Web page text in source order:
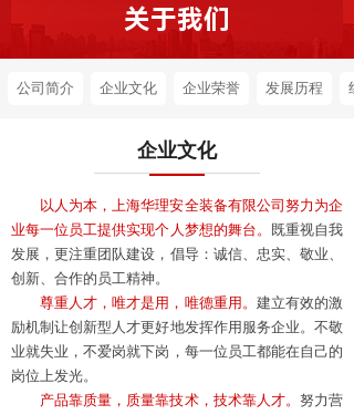
关于我们
公司简介 企业文化 企业荣誉 发展历程
企业文化
以人为本，上海华理安全装备有限公司努力为企
业每一位员工提供实现个人梦想的舞台。
既重视自我
发展，更注重团队建设，倡导：诚信、忠实、敬业、
创新、合作的员工精神。
尊重人才，唯才是用，唯德重用。 建立有效的激
励机制让创新型人才更好地发挥作用服务企业。不敬
业就失业，不爱岗就下岗，每一位员工都能在自己的
岗位上发光。
产品靠质量，质量靠技术，技术靠人才。 努力营